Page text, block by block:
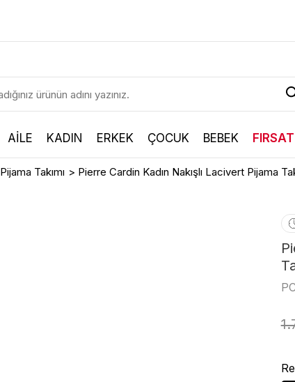
AİLE KADIN ERKEK ÇOCUK BEBEK
Pijama Takımı > Pierre Cardin Kadın Nakışlı Lacivert Pijama